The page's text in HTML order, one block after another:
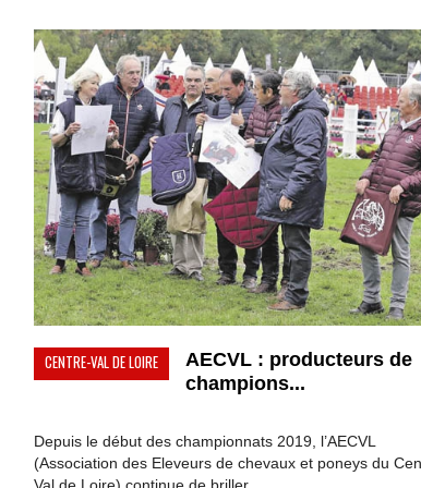
CENTRE-VAL DE LOIRE
AECVL : producteurs de
champions...
Depuis le début des championnats 2019, l’AECVL
(Association des Eleveurs de chevaux et poneys du